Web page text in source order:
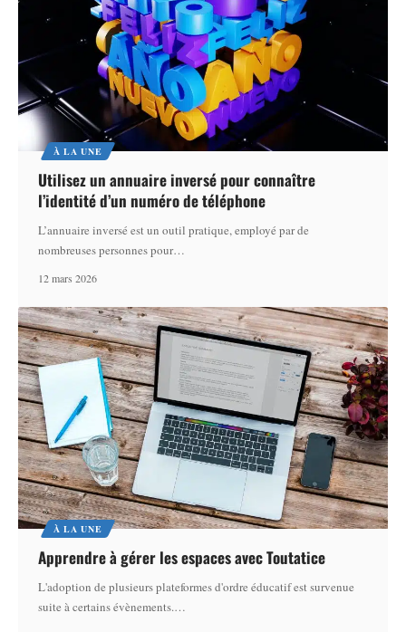
À LA UNE
Utilisez un annuaire inversé pour connaître
l’identité d’un numéro de téléphone
L’annuaire inversé est un outil pratique, employé par de
nombreuses personnes pour…
12 mars 2026
À LA UNE
Apprendre à gérer les espaces avec Toutatice
L'adoption de plusieurs plateformes d'ordre éducatif est survenue
suite à certains évènements.…